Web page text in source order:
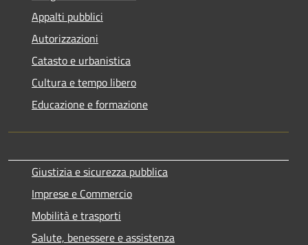
Appalti pubblici
Autorizzazioni
Catasto e urbanistica
Cultura e tempo libero
Educazione e formazione
Giustizia e sicurezza pubblica
Imprese e Commercio
Mobilità e trasporti
Salute, benessere e assistenza